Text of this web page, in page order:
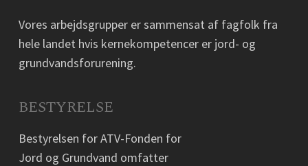
Vores arbejdsgrupper er sammensat af fagfolk fra
hele landet hvis kernekompetencer er jord- og
grundvandsforurening.
BESTYRELSE
Bestyrelsen for ATV-Fonden for
Jord og Grundvand omfatter